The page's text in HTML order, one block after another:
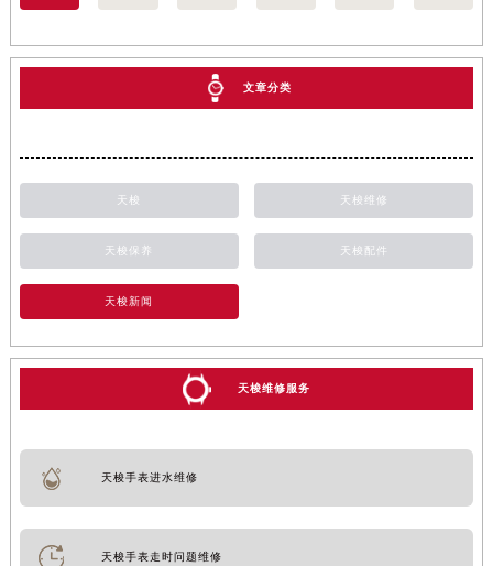
文章分类
天梭 天梭维修
天梭保养 天梭配件
天梭新闻
天梭维修服务
天梭手表进水维修
天梭手表走时问题维修